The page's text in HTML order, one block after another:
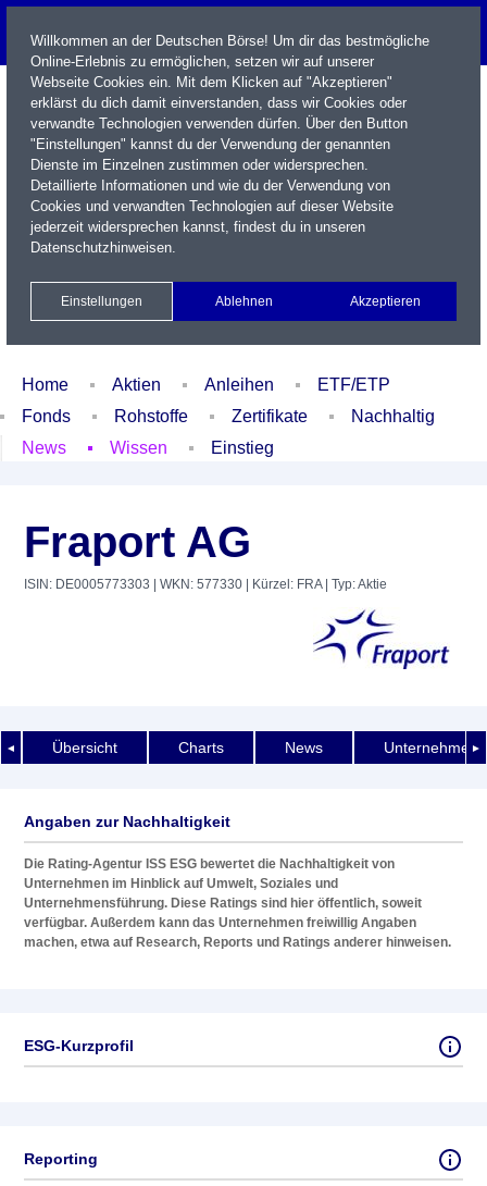
Name / WKN / ISIN / Kürzel
Xetra Realtime
Watchlist Portfolio Login
Home Aktien Anleihen
ETF/ETP
Fonds
Rohstoffe Zertifikate
Nachhaltig
News
Wissen Einstieg
Fraport AG
ISIN: DE0005773303 | WKN: 577330 | Kürzel: FRA| Typ: Aktie
◄ ►
Übersicht Charts News
Angaben zur Nachhaltigkeit
Die Rating-Agentur ISS ESG bewertet die Nachhaltigkeit von
Unternehmen im Hinblick auf Umwelt, Soziales und
Unternehmensführung. Diese Ratings sind hier öffentlich, soweit
verfügbar. Außerdem kann das Unternehmen freiwillig Angaben
machen, etwa auf Research, Reports und Ratings anderer hinweisen.
ESG-Kurzprofil
Reporting
Willkommen an der Deutschen Börse! Um dir das bestmögliche
Online-Erlebnis zu ermöglichen, setzen wir auf unserer
Webseite Cookies ein. Mit dem Klicken auf "Akzeptieren"
erklärst du dich damit einverstanden, dass wir Cookies oder
verwandte Technologien verwenden dürfen. Über den Button
"Einstellungen" kannst du der Verwendung der genannten
Dienste im Einzelnen zustimmen oder widersprechen.
Detaillierte Informationen und wie du der Verwendung von
Cookies und verwandten Technologien auf dieser Website
jederzeit widersprechen kannst, findest du in unseren
Datenschutzhinweisen.
Einstellungen Ablehnen Akzeptieren